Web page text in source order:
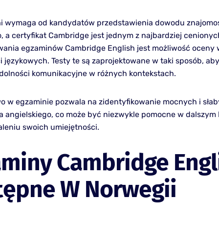
wymaga od kandydatów przedstawienia dowodu
a certyfikat Cambridge jest jednym z najbardziej
egzaminów Cambridge English jest możliwość oceny
językowych. Testy te są zaprojektowane w taki sposób,
komunikacyjne w różnych kontekstach.
w egzaminie pozwala na zidentyfikowanie mocnych i
angielskiego, co może być niezwykle pomocne w dalszym
swoich umiejętności.
Cambridge
W Norwegii